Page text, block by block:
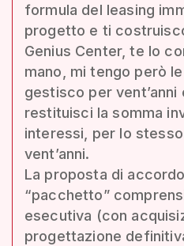
formula del leasing
progetto e ti
Genius Center, te lo
mano, mi tengo però
gestisco per vent’anni
restituisci la somma
interessi, per lo
vent’anni.
La proposta di
“pacchetto”
esecutiva (con
progettazione